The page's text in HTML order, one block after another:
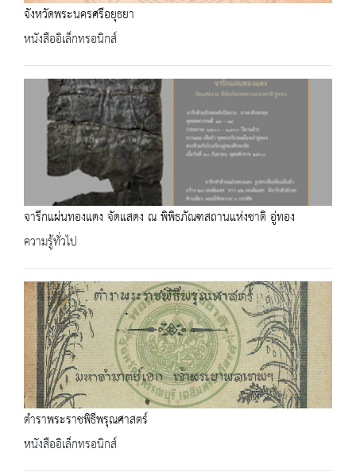
จังหวัดพระนครศรีอยุธยา
หนังสืออิเล็กทรอนิกส์
จารึกแผ่นทองแดง จัดแสดง ณ พิพิธภัณฑสถานแห่งชาติ อู่ทอง
ความรู้ทั่วไป
ตำราพระราชพิธีพรุณศาสตร์
หนังสืออิเล็กทรอนิกส์